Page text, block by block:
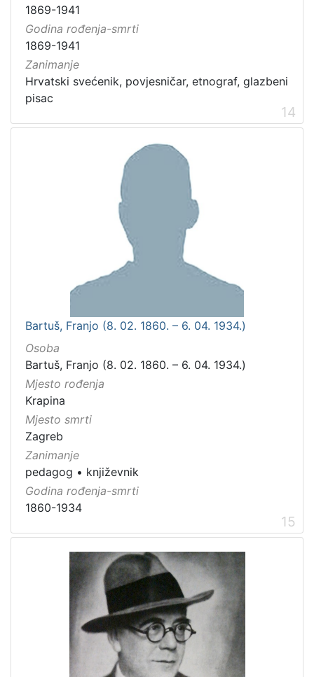
1869-1941
Godina rođenja-smrti
1869-1941
Zanimanje
Hrvatski svećenik, povjesničar, etnograf, glazbeni
pisac
14
Bartuš, Franjo (8. 02. 1860. – 6. 04. 1934.)
Osoba
Bartuš, Franjo (8. 02. 1860. – 6. 04. 1934.)
Mjesto rođenja
Krapina
Mjesto smrti
Zagreb
Zanimanje
pedagog • književnik
Godina rođenja-smrti
1860-1934
15